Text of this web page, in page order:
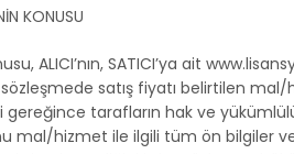
KONUSU
ALICI’nın, SATICI’ya ait
satış fiyatı belirtilen mal/
tarafların hak ve
mal/hizmet ile ilgili tüm ön bilgiler